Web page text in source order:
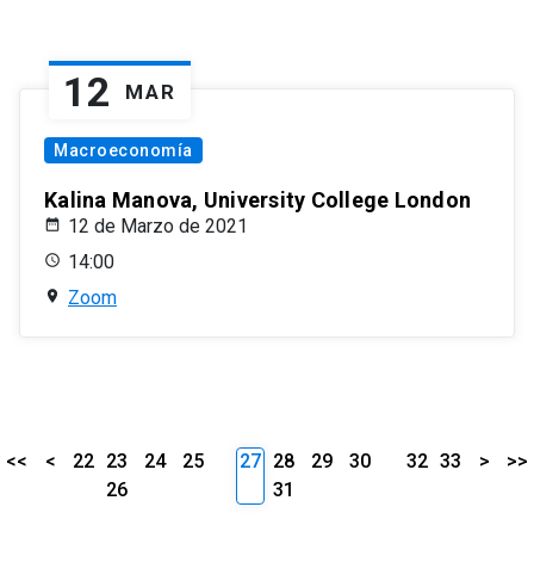
12 MAR
Macroeconomía
Kalina Manova, University College London
12 de Marzo de 2021
14:00
Zoom
<< < 22 23 24
25
26
27 28 29
30
31
32 33 > >>